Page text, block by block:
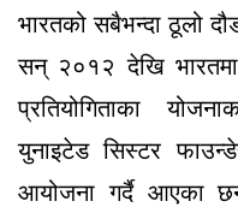
भारतको सबैभन्दा ठूलो
सन् २०१२ देखि
प्रतियोगिताका
युनाइटेड सिस्टर
आयोजना गर्दै आएका